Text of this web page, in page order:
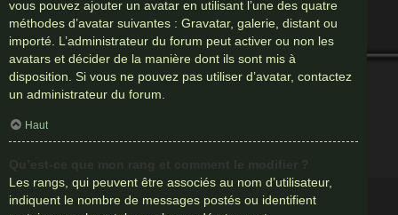
vous pouvez ajouter un avatar en utilisant l’une des quatre
méthodes d’avatar suivantes : Gravatar, galerie, distant ou
importé. L’administrateur du forum peut activer ou non les
avatars et décider de la manière dont ils sont mis à
disposition. Si vous ne pouvez pas utiliser d’avatar, contactez
un administrateur du forum.
Haut
Les rangs, qui peuvent être associés au nom d’utilisateur,
indiquent le nombre de messages postés ou identifient